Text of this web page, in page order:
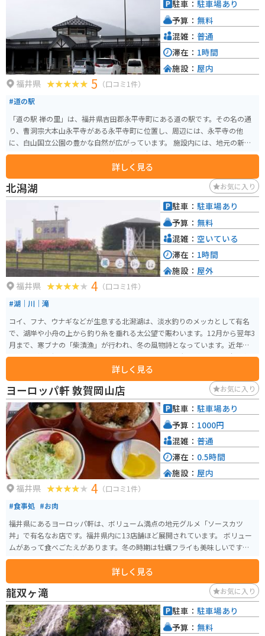
福井県 5 （口コミ1件）
#道の駅
「道の駅 禅の里」は、福井県吉田郡永平寺町にある道の駅です。その名の通
り、曹洞宗大本山永平寺がある永平寺町に位置し、周辺には、永平寺の他
に、白山国立公園の豊かな自然が広がっています。 施設内には、地元の新鮮
な野菜や特産品を販売する物産館や、永平寺町ならではの精進料理やそばな
どを味わえるレストランがあります。 バイクで訪れる場合、道の駅には広い
駐車場が完備されているので安心です。永平寺周辺は、自然豊かな山間部を
走るワインディングロードが続くので、ツーリングにも最適です。ただし、
山間部は天候が変わりやすいので、雨具の準備など、十分な注意が必要です。
永平寺町の名産品としては、永平寺味噌、永平寺ごま豆腐、越前そばなどが
有名です。道の駅の物産館で購入できるので、お土産にいかがでしょうか。
詳しく見る
駐車： 駐車場あり
予算： 無料
混雑： 普通
滞在： 1時間
施設： 屋内
北潟湖 お気に入り
福井県 4 （口コミ1件）
#湖｜川｜滝
コイ、フナ、ウナギなどが生息する北潟湖は、淡水釣りのメッカとして有名
で、湖岸や小舟の上から釣り糸を垂れる太公望で賑わいます。12月から翌年3
月まで、寒ブナの「柴漬漁」が行われ、冬の風物詩となっています。近年、
カヌー競技の好適地として、あわらカップカヌーポロ大会が開かれ、全国各
地からカヌーヤーが集まります。詳しく見る
駐車： 駐車場あり
予算： 無料
混雑： 空いている
滞在： 1時間
施設： 屋外
ヨーロッパ軒 敦賀岡山店 お気に入り
福井県 4 （口コミ1件）
#食事処 #お肉
福井県にあるヨーロッパ軒は、ボリューム満点の地元グルメ「ソースカツ
丼」で有名なお店です。福井県内に13店舗ほど展開されています。 ボリュー
ムがあって食べごたえがあります。冬の時期は牡蠣フライも美味しいです。平
日の昼間はそこまで混みませんが、土日の昼間は結構混み合います。
詳しく見る
駐車： 駐車場あり
予算： 1000円
混雑： 普通
滞在： 0.5時間
施設： 屋内
龍双ヶ滝 お気に入り
駐車： 駐車場あり
予算： 無料